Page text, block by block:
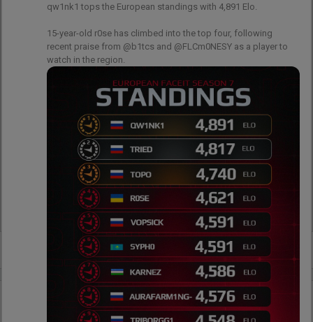
2
wojteq godzinę temu
Loord o formie otwartych kwalifikacji do EWC: Coś
qw1nk1 tops the European standings with 4,891 Elo.
15-year-old r0se has climbed into the top four, following
recent praise from @b1tcs and @FLCm0NESY as a player to
watch in the region.